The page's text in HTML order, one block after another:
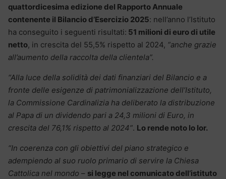
quattordicesima edizione del Rapporto Annuale
contenente il Bilancio d’Esercizio 2025: nell’anno l’Istituto
ha conseguito i seguenti risultati: 51 milioni di euro di utile
netto, in crescita del 55,5% rispetto al 2024, “anche grazie
all’aumento della raccolta della clientela”.
“Alla luce della solidità dei dati finanziari del Bilancio e a
fronte delle esigenze di patrimonializzazione dell’Istituto,
la Commissione Cardinalizia ha deliberato la distribuzione
al Papa di un dividendo pari a 24,3 milioni di Euro, in
crescita del 76,1% rispetto al 2024”. Lo rende noto lo Ior.
“In coerenza con gli obiettivi del piano strategico e
adempiendo al suo ruolo primario di servire la Chiesa
Cattolica nel mondo – si legge nel comunicato dell’istituto